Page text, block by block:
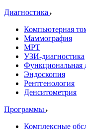
Диагностика
Компьютерная
Маммография
МРТ
УЗИ-диагностика
Функциональная
Эндоскопия
Рентгенология
Денситометрия
Программы
Комплексные